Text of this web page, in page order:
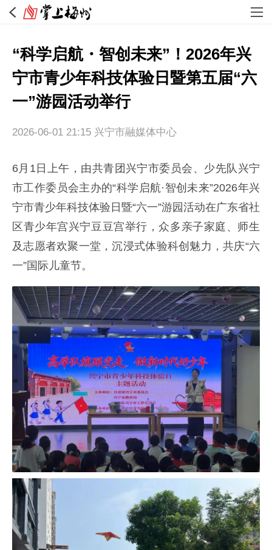
“科学启航・智创未来”！2026年兴
宁市青少年科技体验日暨第五届“六
一”游园活动举行
2026-06-01 21:15 兴宁市融媒体中心
6月1日上午，由共青团兴宁市委员会、少先队兴宁
市工作委员会主办的“科学启航·智创未来”2026年兴
宁市青少年科技体验日暨“六一”游园活动在广东省社
区青少年宫兴宁豆豆宫举行，众多亲子家庭、师生
及志愿者欢聚一堂，沉浸式体验科创魅力，共庆“六
一”国际儿童节。